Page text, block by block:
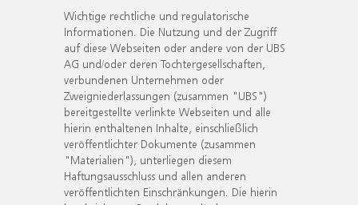
Wichtige rechtliche und regulatorische
Informationen. Die Nutzung und der Zugriff
auf diese Webseiten oder andere von der UBS
AG und/oder deren Tochtergesellschaften,
verbundenen Unternehmen oder
Zweigniederlassungen (zusammen "UBS")
bereitgestellte verlinkte Webseiten und alle
hierin enthaltenen Inhalte, einschließlich
veröffentlichter Dokumente (zusammen
"Materialien"), unterliegen diesem
Haftungsausschluss und allen anderen
veröffentlichten Einschränkungen. Die hierin